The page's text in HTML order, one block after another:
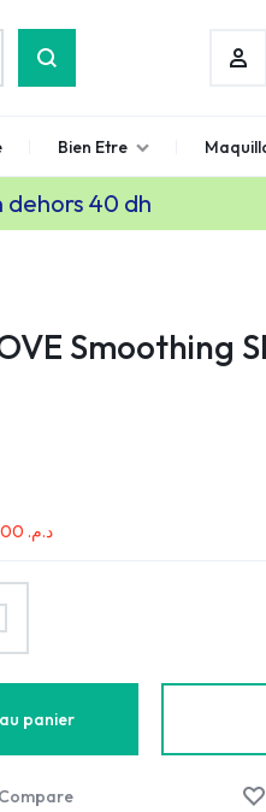
Bien Etre
dehors 40 dh
Smoothing
د.م.94,00
panier